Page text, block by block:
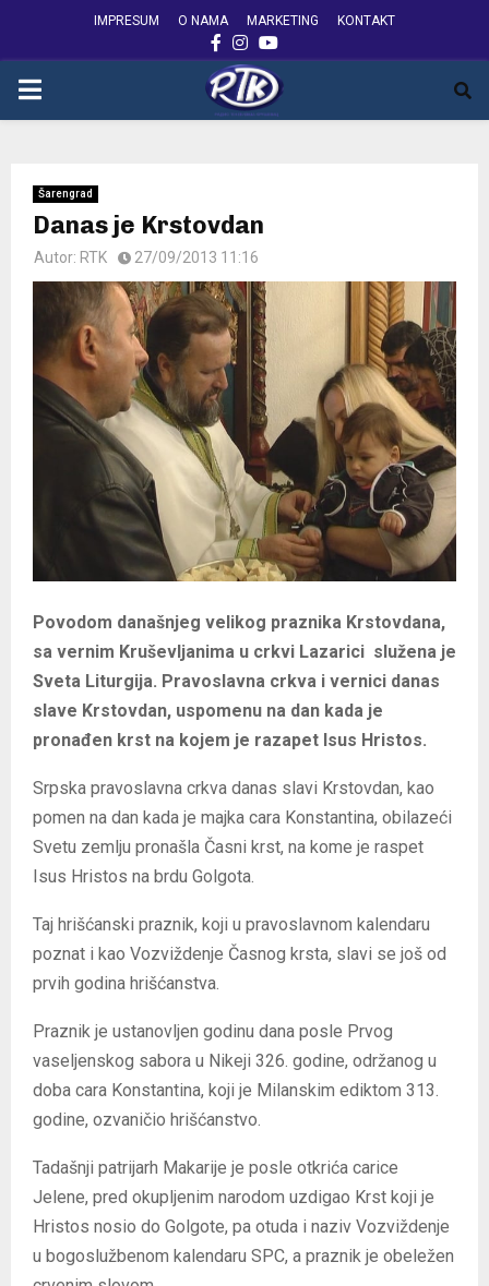
IMPRESUM O NAMA MARKETING KONTAKT
FACEBOOK
INSTAGRAM
YOUTUBE
PRIMARY
Šarengrad
Danas je Krstovdan
Autor: RTK 27/09/2013 11:16
Povodom današnjeg velikog praznika Krstovdana,
sa vernim Kruševljanima u crkvi Lazarici služena je
Sveta Liturgija. Pravoslavna crkva i vernici danas
slave Krstovdan, uspomenu na dan kada je
pronađen krst na kojem je razapet Isus Hristos.
Srpska pravoslavna crkva danas slavi Krstovdan, kao
pomen na dan kada je majka cara Konstantina, obilazeći
Svetu zemlju pronašla Časni krst, na kome je raspet
Isus Hristos na brdu Golgota.
Taj hrišćanski praznik, koji u pravoslavnom kalendaru
poznat i kao Vozviždenje Časnog krsta, slavi se još od
prvih godina hrišćanstva.
Praznik je ustanovljen godinu dana posle Prvog
vaseljenskog sabora u Nikeji 326. godine, održanog u
doba cara Konstantina, koji je Milanskim ediktom 313.
godine, ozvaničio hrišćanstvo.
Tadašnji patrijarh Makarije je posle otkrića carice
Jelene, pred okupljenim narodom uzdigao Krst koji je
Hristos nosio do Golgote, pa otuda i naziv Vozviždenje
u bogoslužbenom kalendaru SPC, a praznik je obeležen